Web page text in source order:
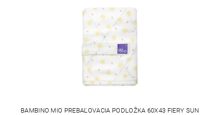
BAMBINO MIO PREBAĽOVACIA PODLOŽKA 60X43 FIERY SUN